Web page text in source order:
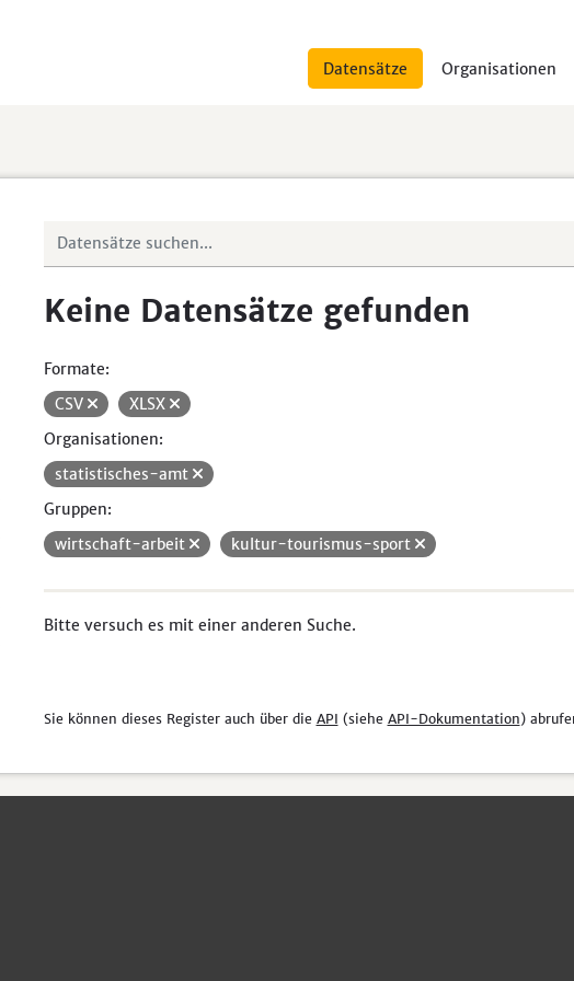
Datensätze Organisationen
Keine Datensätze gefunden
Formate:
CSV
XLSX
Organisationen:
statistisches-amt
Gruppen:
wirtschaft-arbeit
kultur-tourismus-sport
Bitte versuch es mit einer anderen Suche.
Sie können dieses Register auch über die API (siehe API-Dokumentation)